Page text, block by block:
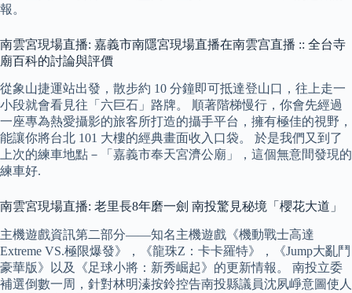
報。
南雲宮現場直播: 嘉義市南隱宮現場直播在南雲宫直播 :: 全台寺
廟百科的討論與評價
從象山捷運站出發，散步約 10 分鐘即可抵達登山口，往上走一
小段就會看見往「六巨石」路牌。 順著階梯慢行，你會先經過
一座專為熱愛攝影的旅客所打造的攝手平台，擁有極佳的視野，
能讓你將台北 101 大樓的經典畫面收入口袋。 於是我們又到了
上次的練車地點－「嘉義市奉天宮濟公廟」，這個無意間發現的
練車好.
南雲宮現場直播: 老里長8年磨一劍 南投驚見秘境「櫻花大道」
主機遊戲資訊第二部分——知名主機遊戲《機動戰士高達
Extreme VS.極限爆發》，《龍珠Z：卡卡羅特》，《Jump大亂鬥
豪華版》以及《足球小將：新秀崛起》的更新情報。 南投立委
補選倒數一周，針對林明溱按鈴控告南投縣議員沈夙崢意圖使人